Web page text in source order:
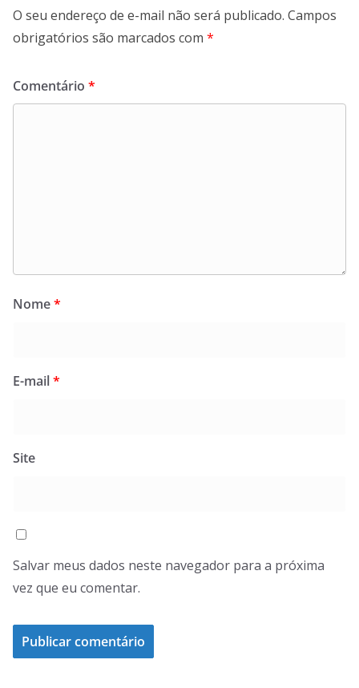
O seu endereço de e-mail não será publicado. Campos
obrigatórios são marcados com *
Comentário *
Nome*
E-mail*
Site
Salvar meus dados neste navegador para a próxima
vez que eu comentar.